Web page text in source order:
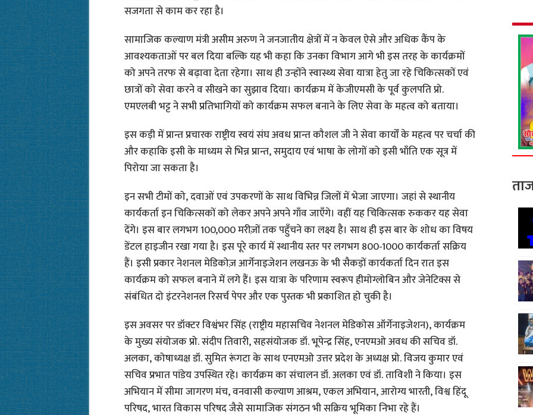
सजगता से काम कर रहा है।
सामाजिक कल्याण मंत्री असीम अरुण ने जनजातीय क्षेत्रों में न केवल ऐसे और अधिक कैंप के
आवश्यकताओं पर बल दिया बल्कि यह भी कहा कि उनका विभाग आगे भी इस तरह के कार्यक्रमों
को अपने तरफ से बढ़ावा देता रहेगा। साथ ही उन्होंने स्वास्थ्य सेवा यात्रा हेतु जा रहे चिकित्सकों एवं
छात्रों को सेवा करने व सीखने का सुझाव दिया। कार्यक्रम में केजीएमसी के पूर्व कुलपति प्रो.
एमएलबी भट्ट ने सभी प्रतिभागियों को कार्यक्रम सफल बनाने के लिए सेवा के महत्व को बताया।
इस कड़ी में प्रान्त प्रचारक राष्ट्रीय स्वयं संघ अवध प्रान्त कौशल जी ने सेवा कार्यों के महत्व पर चर्चा की
और कहाकि इसी के माध्यम से भिन्न प्रान्त, समुदाय एवं भाषा के लोगों को इसी भाँति एक सूत्र में
पिरोया जा सकता है।
इन सभी टीमों को, दवाओं एवं उपकरणों के साथ विभिन्न जिलों में भेजा जाएगा। जहां से स्थानीय
कार्यकर्ता इन चिकित्सकों को लेकर अपने अपने गाँव जाएँगे। वहीं यह चिकित्सक रुककर यह सेवा
देंगे। इस बार लगभग 100,000 मरीज़ों तक पहुँचने का लक्ष्य है। साथ ही इस बार के शोध का विषय
डेंटल हाइजीन रखा गया है। इस पूरे कार्य में स्थानीय स्तर पर लगभग 800-1000 कार्यकर्ता सक्रिय
हैं। इसी प्रकार नेशनल मेडिकोज़ आर्गेनाइजेशन लखनऊ के भी सैकड़ों कार्यकर्ता दिन रात इस
कार्यक्रम को सफल बनाने में लगे हैं। इस यात्रा के परिणाम स्वरूप हीमोग्लोबिन और जेनेटिक्स से
संबंधित दो इंटरनेशनल रिसर्च पेपर और एक पुस्तक भी प्रकाशित हो चुकी है।
इस अवसर पर डॉक्टर विश्वंभर सिंह (राष्ट्रीय महासचिव नेशनल मेडिकोस ऑर्गेनाइजेशन), कार्यक्रम
के मुख्य संयोजक प्रो. संदीप तिवारी, सहसंयोजक डॉ. भूपेन्द्र सिंह, एनएमओ अवध की सचिव डॉ.
अलका, कोषाध्यक्ष डॉ. सुमित रूंगटा के साथ एनएमओ उत्तर प्रदेश के अध्यक्ष प्रो. विजय कुमार एवं
सचिव प्रभात पांडेय उपस्थित रहे। कार्यक्रम का संचालन डॉ. अलका एवं डॉ. ताविशी ने किया। इस
अभियान में सीमा जागरण मंच, वनवासी कल्याण आश्रम, एकल अभियान, आरोग्य भारती, विश्व हिंदू
परिषद, भारत विकास परिषद जैसे सामाजिक संगठन भी सक्रिय भूमिका निभा रहे हैं।